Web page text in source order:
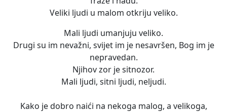
Veliki ljudi u malom otkriju veliko.
Mali ljudi umanjuju veliko.
Drugi su im nevažni, svijet im je nesavršen, Bog im je
nepravedan.
Njihov zor je sitnozor.
Mali ljudi, sitni ljudi, neljudi.
Kako je dobro naići na nekoga malog, a velikoga,